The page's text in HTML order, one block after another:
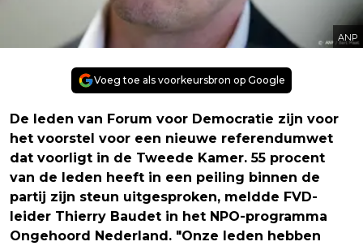
ANP
Voeg toe als voorkeursbron op Google
De leden van Forum voor Democratie zijn voor
het voorstel voor een nieuwe referendumwet
dat voorligt in de Tweede Kamer. 55 procent
van de leden heeft in een peiling binnen de
partij zijn steun uitgesproken, meldde FVD-
leider Thierry Baudet in het NPO-programma
Ongehoord Nederland. "Onze leden hebben